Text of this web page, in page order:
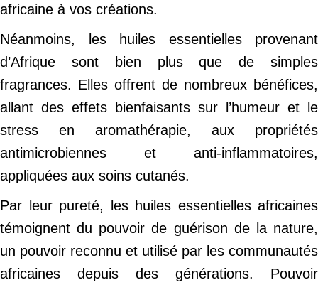
africaine à vos créations.
Néanmoins, les huiles essentielles provenant
d’Afrique sont bien plus que de simples
fragrances. Elles offrent de nombreux bénéfices,
allant des effets bienfaisants sur l’humeur et le
stress en aromathérapie, aux propriétés
antimicrobiennes et anti-inflammatoires,
appliquées aux soins cutanés.
Par leur pureté, les huiles essentielles africaines
témoignent du pouvoir de guérison de la nature,
un pouvoir reconnu et utilisé par les communautés
africaines depuis des générations. Pouvoir